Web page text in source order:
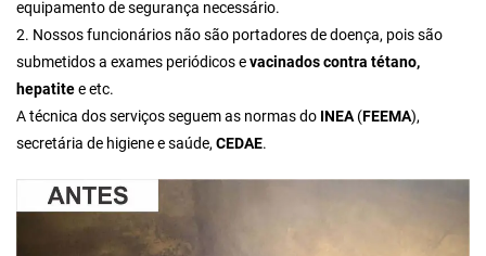
equipamento de segurança necessário.
2. Nossos funcionários não são portadores de doença, pois são
submetidos a exames periódicos evacinados contra tétano,
hepatitee etc.
A técnica dos serviços seguem as normas do INEA (FEEMA),
secretária de higiene e saúde, CEDAE.